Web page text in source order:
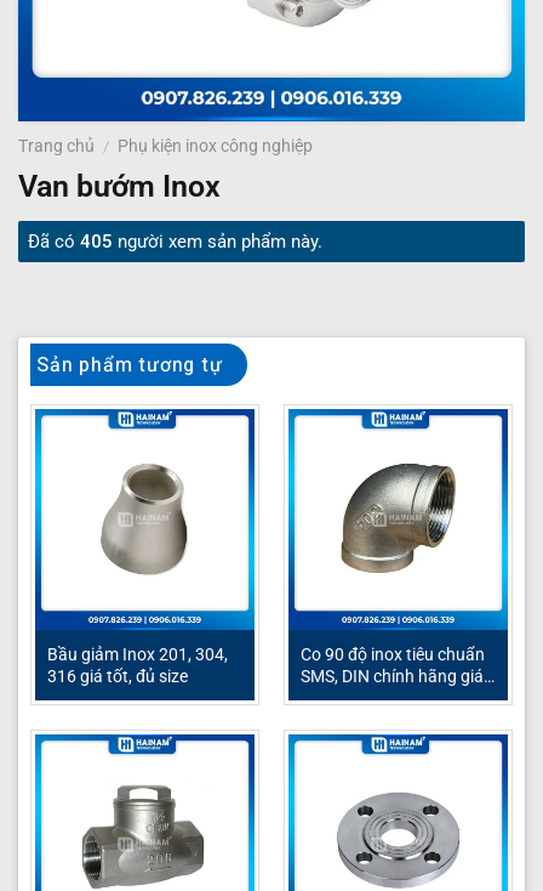
Trang chủ / Phụ kiện inox công nghiệp
Van bướm Inox
Đã có 405 người xem sản phẩm này.
Sản phẩm tương tự
Bầu giảm Inox 201, 304,
316 giá tốt, đủ size
Co 90 độ inox tiêu chuẩn
SMS, DIN chính hãng giá
tốt